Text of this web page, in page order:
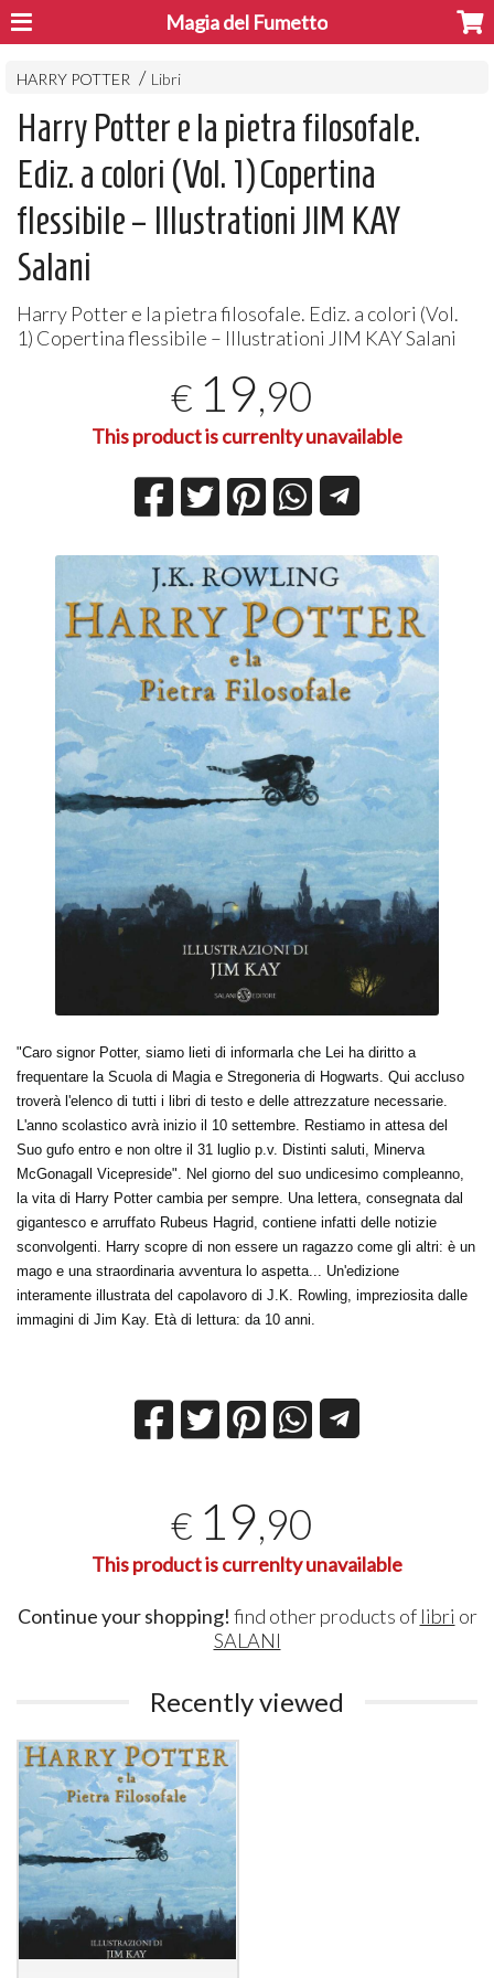
Magia del Fumetto
HARRY POTTER Libri
Harry Potter e la pietra filosofale.
Ediz. a colori (Vol. 1) Copertina
flessibile – Illustrationi JIM KAY
Salani
Harry Potter e la pietra filosofale. Ediz. a colori (Vol.
1) Copertina flessibile – IllustrationiJIM KAYSalani
€ 19,90
This product is currenlty unavailable
"Caro signor Potter, siamo lieti di informarla che Lei ha diritto a
frequentare la Scuola di Magia e Stregoneria di Hogwarts. Qui accluso
troverà l'elenco di tutti i libri di testo e delle attrezzature necessarie.
L'anno scolastico avrà inizio il 10 settembre. Restiamo in attesa del
Suo gufo entro e non oltre il 31 luglio p.v. Distinti saluti, Minerva
McGonagall Vicepreside". Nel giorno del suo undicesimo compleanno,
la vita di Harry Potter cambia per sempre. Una lettera, consegnata dal
gigantesco e arruffato Rubeus Hagrid, contiene infatti delle notizie
sconvolgenti. Harry scopre di non essere un ragazzo come gli altri: è un
mago e una straordinaria avventura lo aspetta... Un'edizione
interamente illustrata del capolavoro di J.K. Rowling, impreziosita dalle
immagini di Jim Kay. Età di lettura: da 10 anni.
€ 19,90
This product is currenlty unavailable
Continue your shopping! find other products of libri or
SALANI
Recently viewed